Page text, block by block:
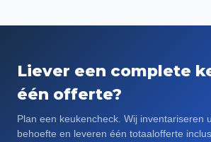
Liever een complete
één offerte?
Plan een keukencheck. Wij inventariseren
behoefte en leveren één totaalofferte